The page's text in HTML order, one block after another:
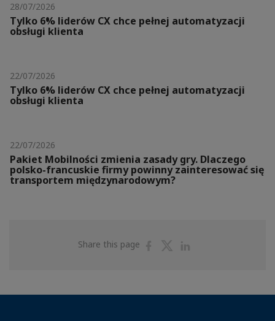
28/07/2026
Tylko 6% liderów CX chce pełnej automatyzacji
obsługi klienta
22/07/2026
Tylko 6% liderów CX chce pełnej automatyzacji
obsługi klienta
22/07/2026
Pakiet Mobilności zmienia zasady gry. Dlaczego
polsko-francuskie firmy powinny zainteresować się
transportem międzynarodowym?
Share this page
ShareShare